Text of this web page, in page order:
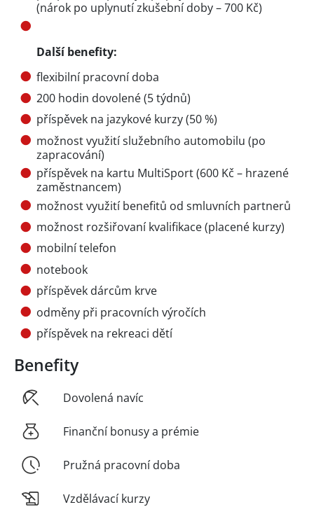
(nárok po uplynutí zkušební doby – 700 Kč)
Další benefity:
flexibilní pracovní doba
200 hodin dovolené (5 týdnů)
příspěvek na jazykové kurzy (50 %)
možnost využití služebního automobilu (po
zapracování)
příspěvek na kartu MultiSport (600 Kč – hrazené
zaměstnancem)
možnost využití benefitů od smluvních partnerů
možnost rozšiřovaní kvalifikace (placené kurzy)
mobilní telefon
notebook
příspěvek dárcům krve
odměny při pracovních výročích
příspěvek na rekreaci dětí
Benefity
Dovolená navíc
Finanční bonusy a prémie
Pružná pracovní doba
Vzdělávací kurzy